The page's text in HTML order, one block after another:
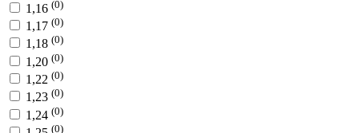
1,16 (0)
1,17 (0)
1,18 (0)
1,20 (0)
1,22 (0)
1,23 (0)
1,24 (0)
(0)